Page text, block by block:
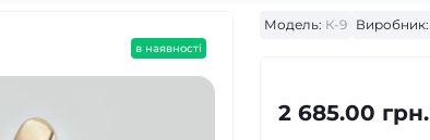
в наявності
Модель: К-9 Виробник:
2 685.00 грн.